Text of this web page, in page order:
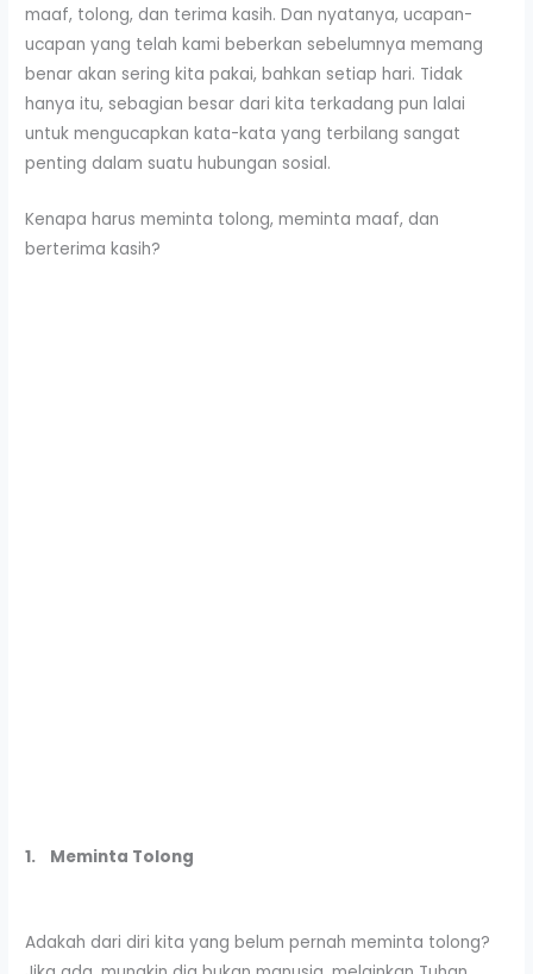
maaf, tolong, dan terima kasih. Dan nyatanya, ucapan-
ucapan yang telah kami beberkan sebelumnya memang
benar akan sering kita pakai, bahkan setiap hari. Tidak
hanya itu, sebagian besar dari kita terkadang pun lalai
untuk mengucapkan kata-kata yang terbilang sangat
penting dalam suatu hubungan sosial.
Kenapa harus meminta tolong, meminta maaf, dan
berterima kasih?
1. Meminta Tolong
Adakah dari diri kita yang belum pernah meminta tolong?